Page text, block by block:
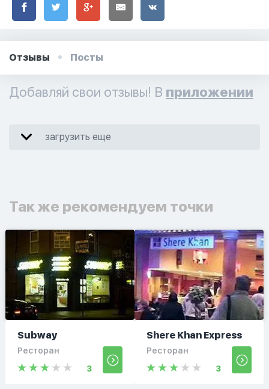
Отзывы Посты
Добавляй свои отзывы! В приложении
загрузить еще
Так же рекомендуем точки
Subway
Ресторан
3
Shere Khan Express
Ресторан
3